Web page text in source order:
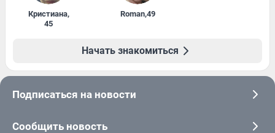
Кристиана,
45
Roman,49
Начать знакомиться
Подписаться на новости
Сообщить новость